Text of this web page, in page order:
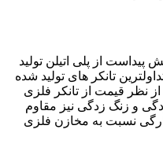
پیداست از پلی اتیلن تولید
تانکر های تولید شده
نظر قیمت از تانکر فلزی
و زنگ زدگی نیز مقاوم
نسبت به مخازن فلزی